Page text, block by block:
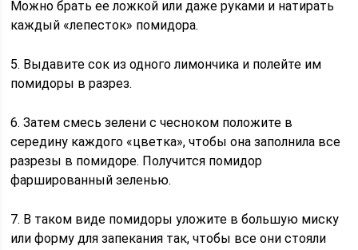
Можно брать ее ложкой или даже руками и натирать
каждый «лепесток» помидора.
5. Выдавите сок из одного лимончика и полейте им
помидоры в разрез.
6. Затем смесь зелени с чесноком положите в
середину каждого «цветка», чтобы она заполнила все
разрезы в помидоре. Получится помидор
фаршированный зеленью.
7. В таком виде помидоры уложите в большую миску
или форму для запекания так, чтобы все они стояли